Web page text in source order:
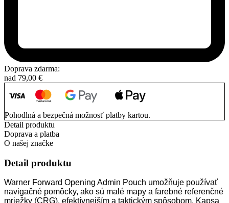
Doprava zdarma:
nad 79,00 €
Pohodlná a bezpečná možnosť platby kartou.
Detail produktu
Doprava a platba
O našej značke
Detail produktu
Warner Forward Opening Admin Pouch umožňuje používať
navigačné pomôcky, ako sú malé mapy a farebné referenčné
mriežky (CRG), efektívnejším a taktickým spôsobom. Kapsa